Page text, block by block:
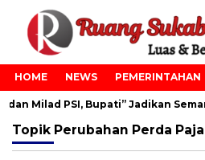
HOME NEWS PEMERINTAHAN
Milad PSI, Bupati” Jadikan
Topik Perubahan Perda